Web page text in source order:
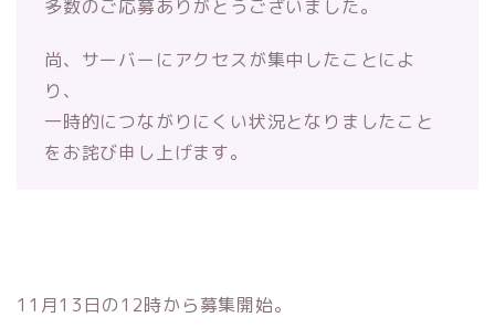
多数のご応募ありがとうございました。
尚、サーバーにアクセスが集中したことによ
り、
一時的につながりにくい状況となりましたこと
をお詫び申し上げます。
11月13日の12時から募集開始。